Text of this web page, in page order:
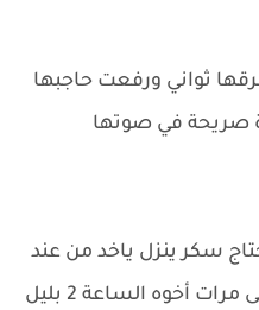
ثواني ورفعت حاجبها
صريحة في صوتها
سكر ينزل ياخد من عند
أمه يا تامر، لكن ينزل يخبط على مرات أخوه الساعة 2 بليل